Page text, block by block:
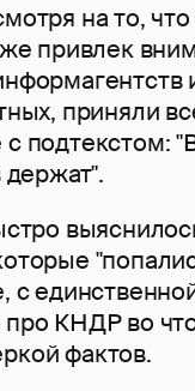
на то,
привлек
приняли
подтекстом:
держат".
КНДР во
фактов.